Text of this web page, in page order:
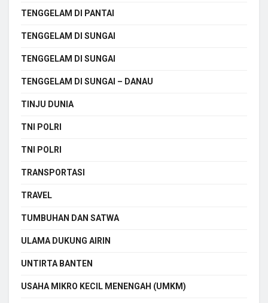
TENGGELAM DI PANTAI
TENGGELAM DI SUNGAI
TENGGELAM DI SUNGAI
TENGGELAM DI SUNGAI – DANAU
TINJU DUNIA
TNI POLRI
TNI POLRI
TRANSPORTASI
TRAVEL
TUMBUHAN DAN SATWA
ULAMA DUKUNG AIRIN
UNTIRTA BANTEN
USAHA MIKRO KECIL MENENGAH (UMKM)